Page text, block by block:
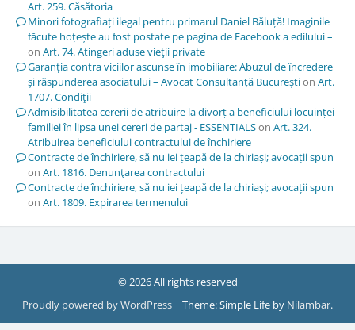
Art. 259. Căsătoria
Minori fotografiați ilegal pentru primarul Daniel Băluță! Imaginile
făcute hoțește au fost postate pe pagina de Facebook a edilului –
on Art. 74. Atingeri aduse vieţii private
Garanția contra viciilor ascunse în imobiliare: Abuzul de încredere
și răspunderea asociatului – Avocat Consultanță Bucureștion Art.
1707. Condiţii
Admisibilitatea cererii de atribuire la divorț a beneficiului locuinței
familiei în lipsa unei cereri de partaj - ESSENTIALSon Art. 324.
Atribuirea beneficiului contractului de închiriere
Contracte de închiriere, să nu iei țeapă de la chiriași; avocații spun
on Art. 1816. Denunţarea contractului
Contracte de închiriere, să nu iei țeapă de la chiriași; avocații spun
on Art. 1809. Expirarea termenului
© 2026 All rights reserved
Proudly powered by WordPress | Theme: Simple Life by Nilambar.